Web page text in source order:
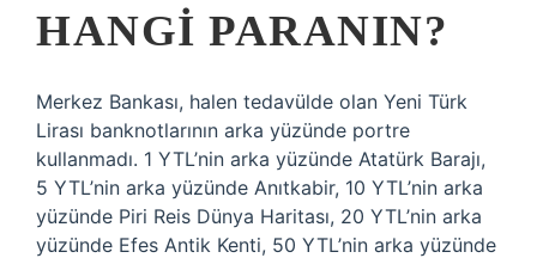
HANGI PARANIN?
Merkez Bankası, halen tedavülde olan Yeni Türk
Lirası banknotlarının arka yüzünde portre
kullanmadı. 1 YTL’nin arka yüzünde Atatürk Barajı,
5 YTL’nin arka yüzünde Anıtkabir, 10 YTL’nin arka
yüzünde Piri Reis Dünya Haritası, 20 YTL’nin arka
yüzünde Efes Antik Kenti, 50 YTL’nin arka yüzünde